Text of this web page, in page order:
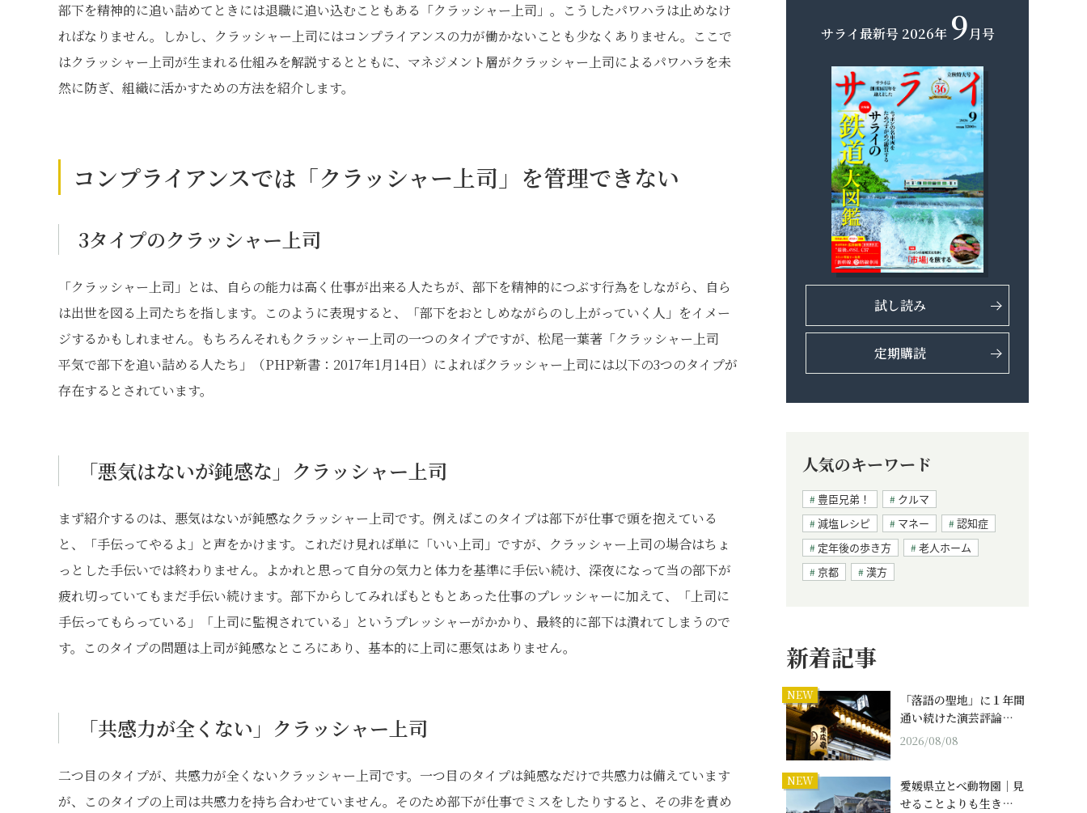
部下を精神的に追い詰めてときには退職に追い込むこともある「クラッシャー上司」。こうしたパワハラは止めなけ
ればなりません。しかし、クラッシャー上司にはコンプライアンスの力が働かないことも少なくありません。ここで
はクラッシャー上司が生まれる仕組みを解説するとともに、マネジメント層がクラッシャー上司によるパワハラを未
然に防ぎ、組織に活かすための方法を紹介します。
コンプライアンスでは「クラッシャー上司」を管理できない
3タイプのクラッシャー上司
「クラッシャー上司」とは、自らの能力は高く仕事が出来る人たちが、部下を精神的につぶす行為をしながら、自ら
は出世を図る上司たちを指します。このように表現すると、「部下をおとしめながらのし上がっていく人」をイメー
ジするかもしれません。もちろんそれもクラッシャー上司の一つのタイプですが、松尾一葉著「クラッシャー上司
平気で部下を追い詰める人たち」（PHP新書：2017年1月14日）によればクラッシャー上司には以下の3つのタイプが
存在するとされています。
「悪気はないが鈍感な」クラッシャー上司
まず紹介するのは、悪気はないが鈍感なクラッシャー上司です。例えばこのタイプは部下が仕事で頭を抱えている
と、「手伝ってやるよ」と声をかけます。これだけ見れば単に「いい上司」ですが、クラッシャー上司の場合はちょ
っとした手伝いでは終わりません。よかれと思って自分の気力と体力を基準に手伝い続け、深夜になって当の部下が
疲れ切っていてもまだ手伝い続けます。部下からしてみればもともとあった仕事のプレッシャーに加えて、「上司に
手伝ってもらっている」「上司に監視されている」というプレッシャーがかかり、最終的に部下は潰れてしまうので
す。このタイプの問題は上司が鈍感なところにあり、基本的に上司に悪気はありません。
「共感力が全くない」クラッシャー上司
二つ目のタイプが、共感力が全くないクラッシャー上司です。一つ目のタイプは鈍感なだけで共感力は備えています
が、このタイプの上司は共感力を持ち合わせていません。そのため部下が仕事でミスをしたりすると、その非を責め
サライ最新号 2026年 9月号
試し読み
定期購読
人気のキーワード
豊臣兄弟！
クルマ
減塩レシピ
マネー
認知症
定年後の歩き方
老人ホーム
京都
漢方
新着記事
NEW
「落語の聖地」に１年間
通い続けた演芸評論…
2026/08/08
NEW
愛媛県立とべ動物園｜見
せることよりも生き…